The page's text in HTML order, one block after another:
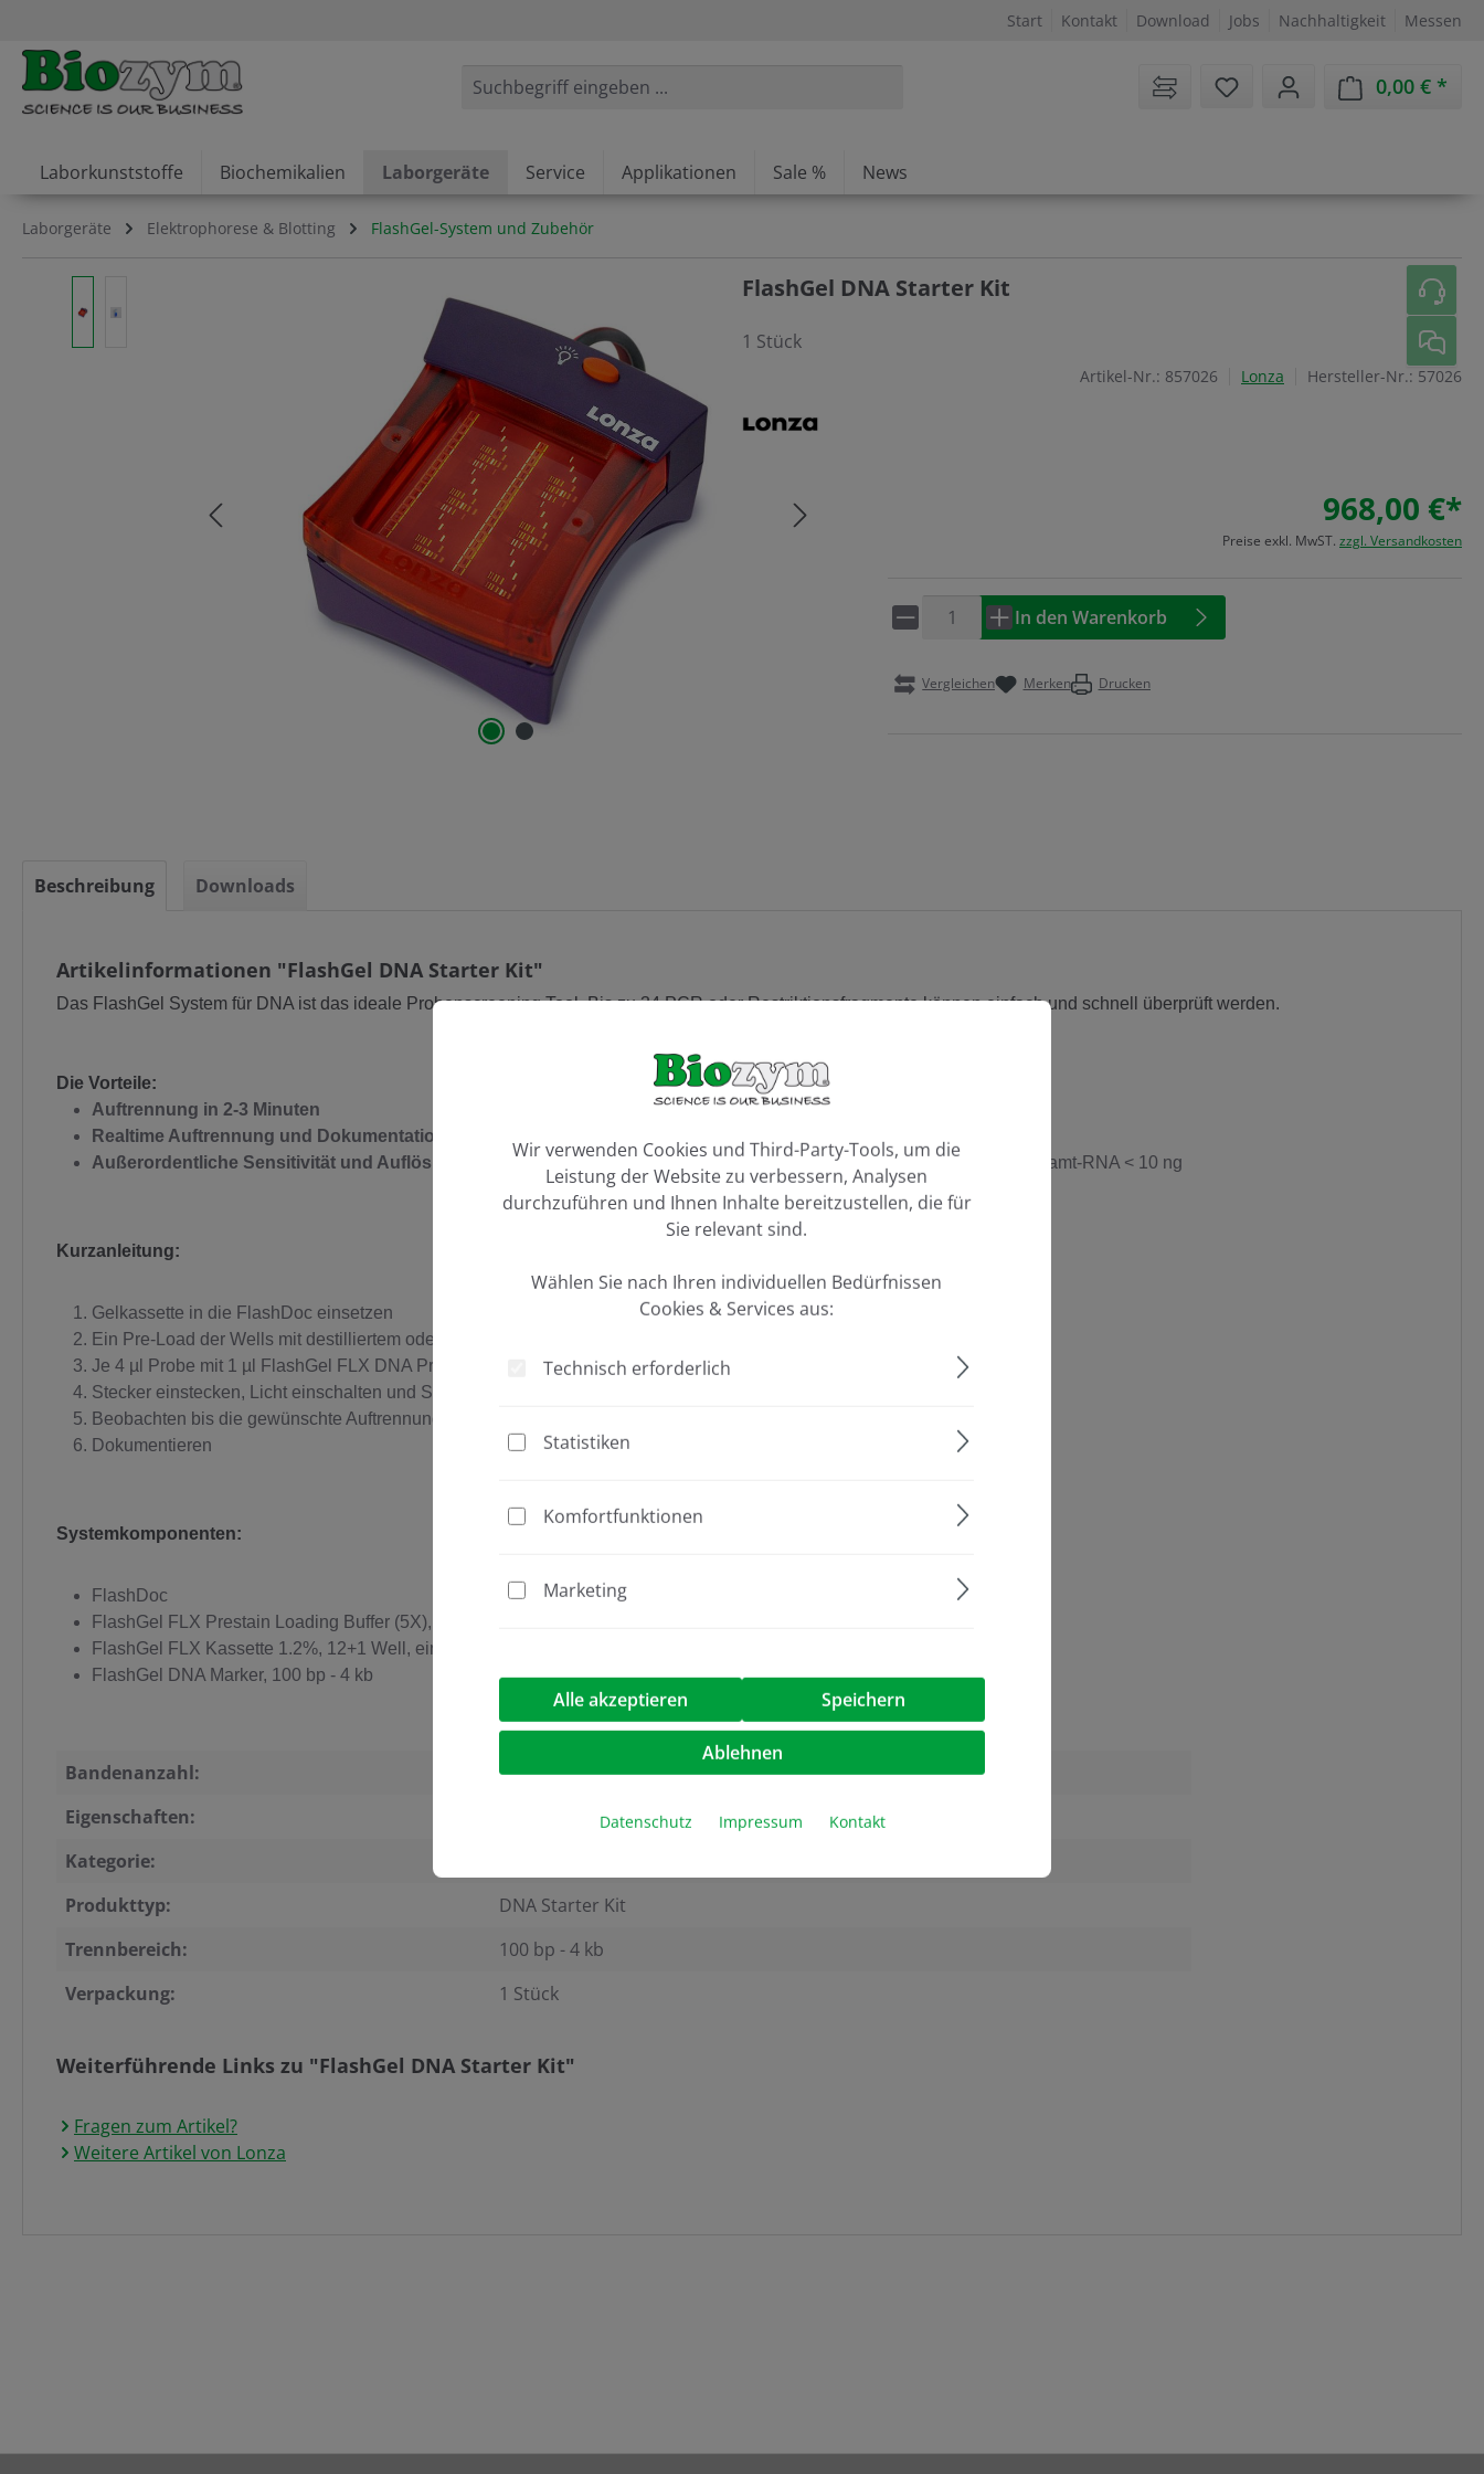
Start Kontakt Download Jobs Nachhaltigkeit Messen
Sie haben 0 Artikel auf dem
0,00 €
Laborkunststoffe Biochemikalien Laborgeräte Service Applikationen Sale % News
Laborgeräte Elektrophorese & Blotting FlashGel-System und Zubehör
FlashGel DNA Starter Kit
1 Stück
Artikel-Nr.: 857026 Lonza Hersteller-Nr.: 57026
968,00 €*
Preise exkl. MwST. zzgl. Versandkosten
Artikel Anzahl: Geben Sie den gewünschten
In den Warenkorb
Vergleichen Merken Drucken
Beschreibung Downloads
Artikelinformationen "FlashGel DNA Starter Kit"
Das FlashGel System für DNA ist das ideale Probenscreening Tool. Bis zu 34 PCR oder Restriktionsfragmente können einfach und schnell überprüft werden.
Die Vorteile:
Auftrennung in 2-3 Minuten
Realtime Auftrennung und Dokumentation
Außerordentliche Sensitivität und Auflösung
- 5-20-mal sensitiver als EtBr; Detektionslimit für DNA < 0.1 ng und für Gesamt-RNA < 10 ng
Kurzanleitung:
Gelkassette in die FlashDoc einsetzen
Ein Pre-Load der Wells mit destilliertem oder deionisiertem Wasser durchführen
Je 4 µl Probe mit 1 µl FlashGel FLX DNA Prestain Loading Buffer (5X) mischen und die Wells mit den Proben beladen
Stecker einstecken, Licht einschalten und Spannung für die Elektrophorese einstellen
Beobachten bis die gewünschte Auftrennung erreicht ist
Dokumentieren
Systemkomponenten:
FlashDoc
FlashGel FLX Prestain Loading Buffer (5X), 1 ml
FlashGel FLX Kassette 1.2%, 12+1 Well, einzeilig, Packung à 9 Gele
FlashGel DNA Marker, 100 bp - 4 kb
Bandenanzahl:
8
Eigenschaften:
Blaulichteinheit und Reagenzien
Kategorie:
Produkttyp:
DNA Starter Kit
Trennbereich:
100 bp - 4 kb
Verpackung:
1 Stück
Weiterführende Links zu "FlashGel DNA Starter Kit"
Fragen zum Artikel?
Weitere Artikel von Lonza
Wir verwenden Cookies und Third-Party-Tools, um die
Leistung der Website zu verbessern, Analysen
durchzuführen und Ihnen Inhalte bereitzustellen, die für
Sie relevant sind.
Wählen Sie nach Ihren individuellen Bedürfnissen
Cookies & Services aus:
Technisch erforderlich
Statistiken
Komfortfunktionen
Marketing
Alle akzeptieren Speichern
Ablehnen
Datenschutz Impressum Kontakt